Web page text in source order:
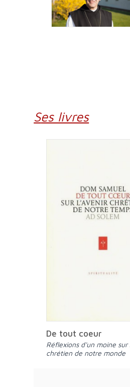
Ses livres
De tout coeur
Réflexions d'un moine sur l'avenir
chrétien de notre monde